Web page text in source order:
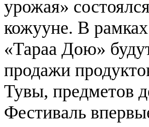
урожая»
кожууне. В рамках
«Тараа Дою»
продажи
Тувы, предметов
Фестиваль